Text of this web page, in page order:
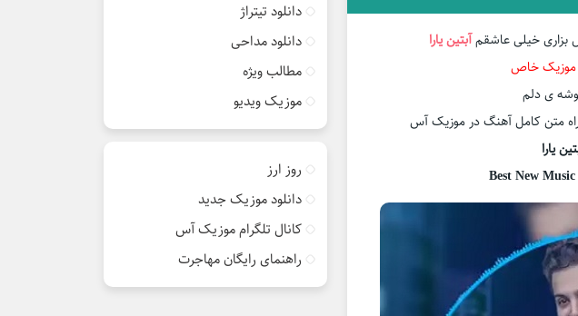
بزاری خیلی عاشقمآبتین یارا
خاص
ی دلم
یارا
Best New
دانلود تیتراژ
دانلود مداحی
مطالب ویژه
موزیک ویدیو
روز ارز
دانلود موزیک جدید
کانال تلگرام موزیک آس
راهنمای رایگان مهاجرت